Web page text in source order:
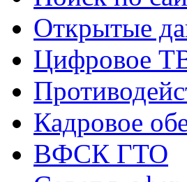
Открытые
Цифровое
Кадровое
ВФСК ГТО